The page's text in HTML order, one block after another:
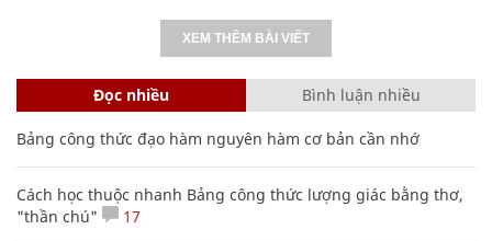
XEM THÊM BÀI VIẾT
Đọc nhiều Bình luận nhiều
Bảng công thức đạo hàm nguyên hàm cơ bản cần nhớ
Cách học thuộc nhanh Bảng công thức lượng giác bằng thơ,
"thần chú"
17